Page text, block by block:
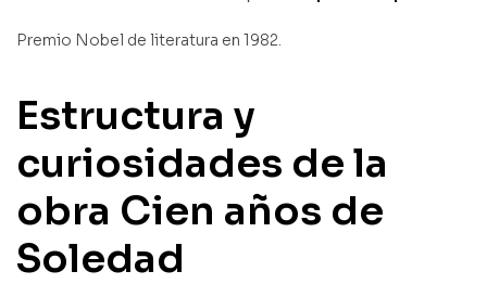
Premio Nobel de literatura en 1982.
Estructura y
curiosidades de la
obra Cien años de
Soledad